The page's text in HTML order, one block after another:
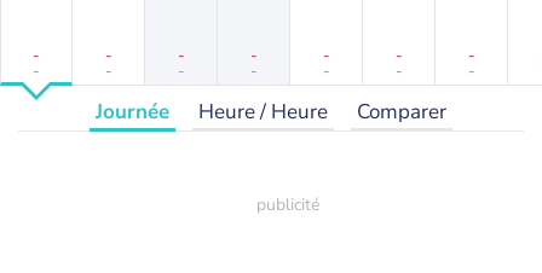
-
-
-
-
-
-
-
-
-
-
-
-
-
-
Journée Heure / Heure Comparer